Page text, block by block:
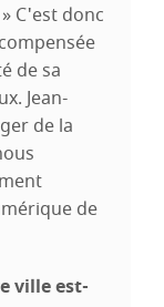
» C'est donc
de sa
Jean-
de la
de
ville est-